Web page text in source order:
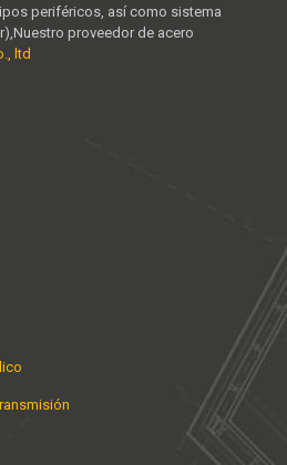
periféricos, así como sistema
proveedor de acero
ltd